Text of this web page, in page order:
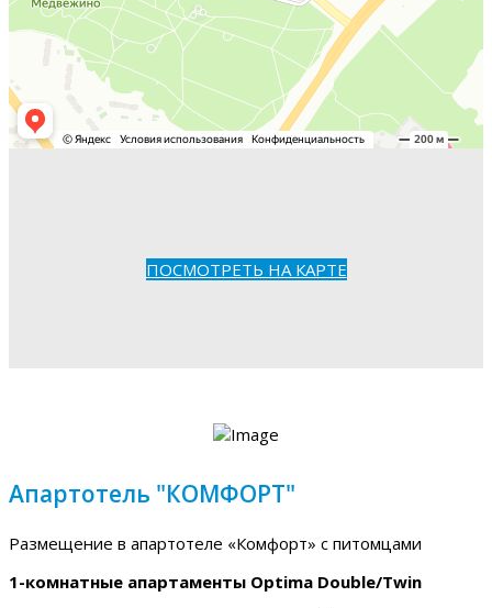
ПОСМОТРЕТЬ НА КАРТЕ
Апартотель "КОМФОРТ"
Размещение в апартотеле «Комфорт» с питомцами
1-комнатные апартаменты Optima Double/Twin